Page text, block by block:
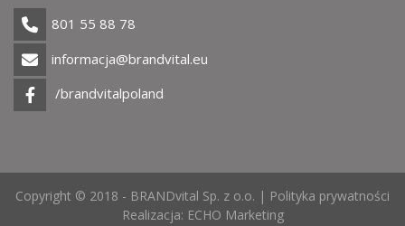
801 55 88 78
informacja@brandvital.eu
/brandvitalpoland
Copyright © 2018 - BRANDvital Sp. z o.o. | Polityka prywatności
Realizacja: ECHO Marketing